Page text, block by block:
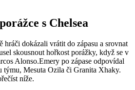
s Chelsea
hráči dokázali vrátit do zápasu a srovnat
skousnout hořkost porážky, když se v
Alonso.Emery po zápase odpovídal
týmu, Mesuta Ozila či Granita Xhaky.
níže.